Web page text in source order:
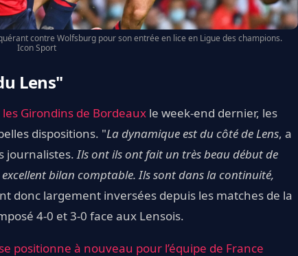
contre Wolfsburg pour son entrée en lice en Ligue des champions.
Icon Sport
Lens"
Girondins de Bordeaux le week-end dernier, les
dispositions. "La dynamique est du côté de Lens, a
journalistes.Ils ont ils ont fait un très beau début de
bilan comptable. Ils sont dans la continuité,
donc largement inversées depuis les matches de la
4-0 et 3-0 face aux Lensois.
positionne à nouveau pour l’équipe de France